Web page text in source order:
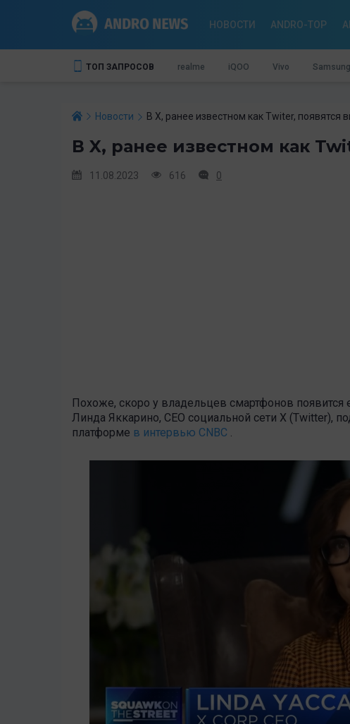
НОВОСТИ ANDRO-TOP
ТОП ЗАПРОСОВ realme iQOO Vivo Samsung
Новости В X, ранее известном как Twiter, появятся
В X, ранее известном как
11.08.2023 616 0
Похоже, скоро у владельцев смартфонов
Линда Яккарино, CEO социальной сети X (Twitter),
платформе в интервью CNBC